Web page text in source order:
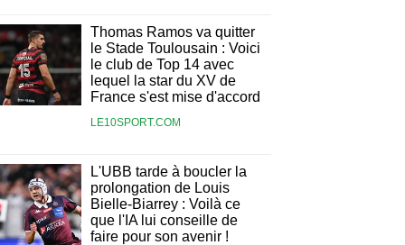
Thomas Ramos va quitter
le Stade Toulousain : Voici
le club de Top 14 avec
lequel la star du XV de
France s'est mise d'accord
LE10SPORT.COM
L'UBB tarde à boucler la
prolongation de Louis
Bielle-Biarrey : Voilà ce
que l'IA lui conseille de
faire pour son avenir !